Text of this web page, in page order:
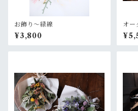
お飾り〜緑線
¥3,800
オ
大き